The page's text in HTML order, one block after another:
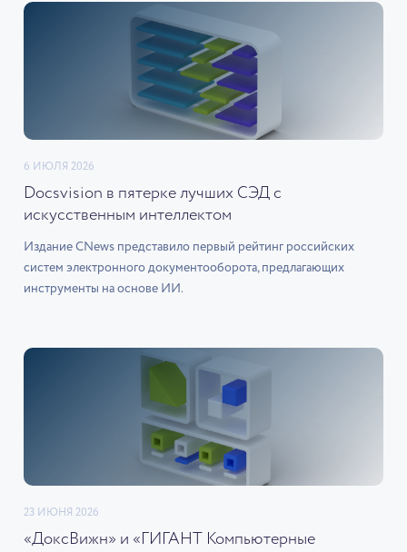
6 ИЮЛЯ 2026
Docsvision в пятерке лучших СЭД с
искусственным интеллектом
Издание CNews представило первый рейтинг российских
систем электронного документооборота, предлагающих
инструменты на основе ИИ.
23 ИЮНЯ 2026
«ДоксВижн» и «ГИГАНТ Компьютерные